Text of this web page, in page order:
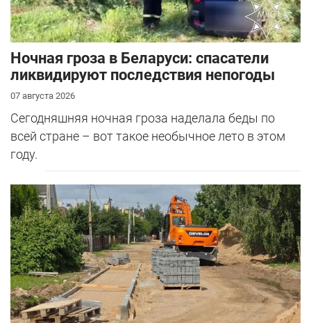
Ночная гроза в Беларуси: спасатели
ликвидируют последствия непогоды
07 августа 2026
Сегодняшняя ночная гроза наделала беды по
всей стране – вот такое необычное лето в этом
году.